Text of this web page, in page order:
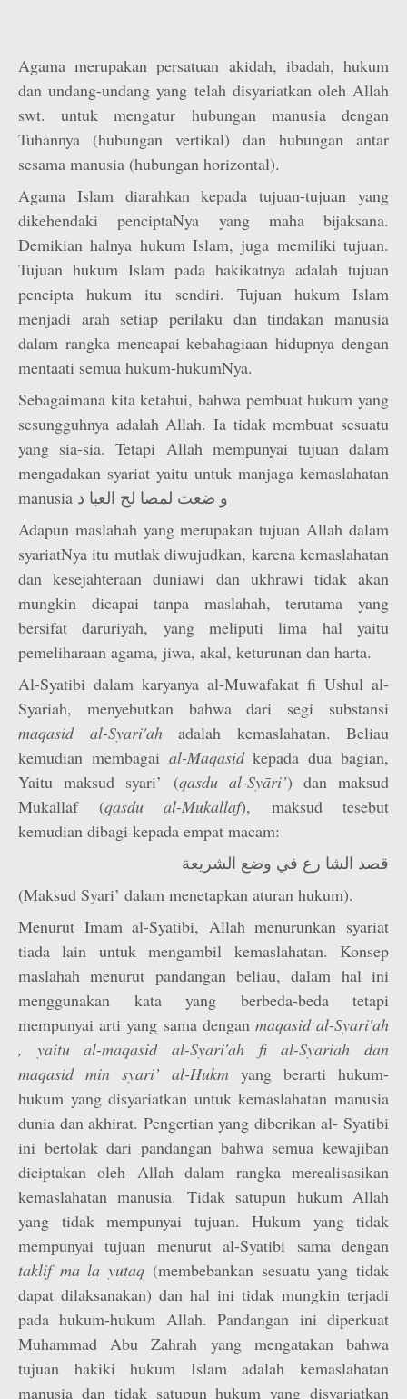
Agama merupakan persatuan akidah, ibadah, hukum
dan undang-undang yang telah disyariatkan oleh Allah
swt. untuk mengatur hubungan manusia dengan
Tuhannya (hubungan vertikal) dan hubungan antar
sesama manusia (hubungan horizontal).
Agama Islam diarahkan kepada tujuan-tujuan yang
dikehendaki penciptaNya yang maha bijaksana.
Demikian halnya hukum Islam, juga memiliki tujuan.
Tujuan hukum Islam pada hakikatnya adalah tujuan
pencipta hukum itu sendiri. Tujuan hukum Islam
menjadi arah setiap perilaku dan tindakan manusia
dalam rangka mencapai kebahagiaan hidupnya dengan
mentaati semua hukum-hukumNya.
Sebagaimana kita ketahui, bahwa pembuat hukum yang
sesungguhnya adalah Allah. Ia tidak membuat sesuatu
yang sia-sia. Tetapi Allah mempunyai tujuan dalam
mengadakan syariat yaitu untuk manjaga kemaslahatan
manusia و ضعت لمصا لح العبا د
Adapun maslahah yang merupakan tujuan Allah dalam
syariatNya itu mutlak diwujudkan, karena kemaslahatan
dan kesejahteraan duniawi dan ukhrawi tidak akan
mungkin dicapai tanpa maslahah, terutama yang
bersifat daruriyah, yang meliputi lima hal yaitu
pemeliharaan agama, jiwa, akal, keturunan dan harta.
Al-Syatibi dalam karyanya al-Muwafakat fi Ushul al-
Syariah, menyebutkan bahwa dari segi substansi
maqasid al-Syari'ah adalah kemaslahatan. Beliau
kemudian membagai al-Maqasidkepada dua bagian,
Yaitu maksud syari’ (qasdu al-Syāri’) dan maksud
Mukallaf (qasdu al-Mukallaf), maksud tesebut
kemudian dibagi kepada empat macam:
قصد الشا رع في وضع الشريعة
(Maksud Syari’ dalam menetapkan aturan hukum).
Menurut Imam al-Syatibi, Allah menurunkan syariat
tiada lain untuk mengambil kemaslahatan. Konsep
maslahah menurut pandangan beliau, dalam hal ini
menggunakan kata yang berbeda-beda tetapi
mempunyai arti yang sama dengan maqasid al-Syari'ah
, yaitu al-maqasid al-Syari'ah fi al-Syariah dan
maqasid min syari’ al-Hukm yang berarti hukum-
hukum yang disyariatkan untuk kemaslahatan manusia
dunia dan akhirat. Pengertian yang diberikan al- Syatibi
ini bertolak dari pandangan bahwa semua kewajiban
diciptakan oleh Allah dalam rangka merealisasikan
kemaslahatan manusia. Tidak satupun hukum Allah
yang tidak mempunyai tujuan. Hukum yang tidak
mempunyai tujuan menurut al-Syatibi sama dengan
taklif ma la yutaq (membebankan sesuatu yang tidak
dapat dilaksanakan) dan hal ini tidak mungkin terjadi
pada hukum-hukum Allah. Pandangan ini diperkuat
Muhammad Abu Zahrah yang mengatakan bahwa
tujuan hakiki hukum Islam adalah kemaslahatan
manusia dan tidak satupun hukum yang disyariatkan